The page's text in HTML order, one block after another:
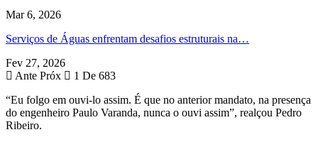
Mar 6, 2026
Serviços de Águas enfrentam desafios estruturais na…
Fev 27, 2026
Ante Próx
1 De 683
“Eu folgo em ouvi-lo assim. É que no anterior mandato, na presença
do engenheiro Paulo Varanda, nunca o ouvi assim”, realçou Pedro
Ribeiro.